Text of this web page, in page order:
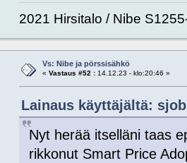
2021 Hirsitalo / Nibe
Vs: Nibe ja pörssisähkö
« Vastaus #52 :14.12.23 - klo:20:46 »
Lainaus käyttäjältä:
Nyt herää itselläni taas
rikkonut Smart Price